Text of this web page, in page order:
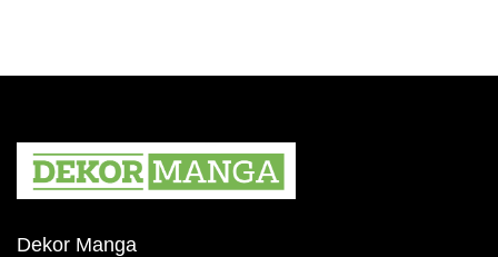
Dekor Manga